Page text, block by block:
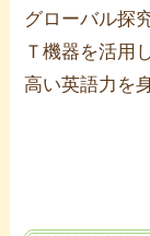
グローバル探
Ｔ機器を活用
高い英語力を